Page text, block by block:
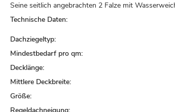
Seine seitlich angebrachten 2 Falze mit
Technische Daten:
Dachziegeltyp:
Mindestbedarf pro qm:
Decklänge:
Mittlere Deckbreite:
Größe: